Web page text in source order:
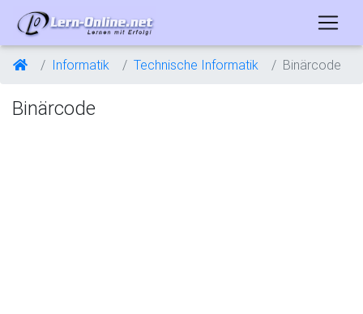
Informatik Technische Informatik Binärcode
Binärcode